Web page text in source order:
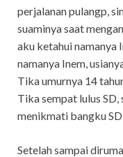
perjalanan pulangp,
suaminya saat
aku ketahui namanya
namanya Inem,
Tika umurnya 14
Tika sempat lulus
menikmati bangku SD
Setelah sampai